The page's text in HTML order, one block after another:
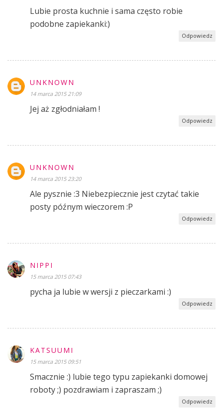
Lubie prosta kuchnie i sama często robie
podobne zapiekanki:)
Odpowiedz
UNKNOWN
14 marca 2015 21:09
Jej aż zgłodniałam !
Odpowiedz
UNKNOWN
14 marca 2015 23:20
Ale pysznie :3 Niebezpiecznie jest czytać takie
posty późnym wieczorem :P
Odpowiedz
NIPPI
15 marca 2015 07:43
pycha ja lubie w wersji z pieczarkami :)
Odpowiedz
KATSUUMI
15 marca 2015 09:51
Smacznie :) lubie tego typu zapiekanki domowej
roboty ;) pozdrawiam i zapraszam ;)
Odpowiedz